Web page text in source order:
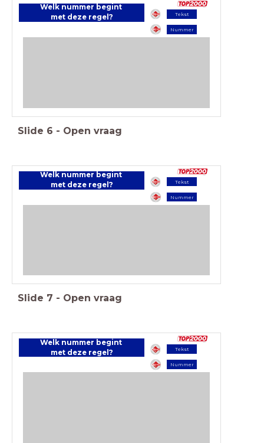
Welk nummer begint
met deze regel?
Tekst
Nummer
Slide 6 - Open vraag
Welk nummer begint
met deze regel?
Tekst
Nummer
Slide 7 - Open vraag
Welk nummer begint
met deze regel?
Tekst
Nummer